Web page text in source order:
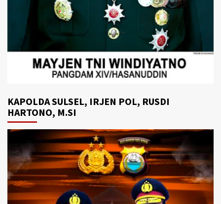
KAPOLDA SULSEL, IRJEN POL, RUSDI
HARTONO, M.SI